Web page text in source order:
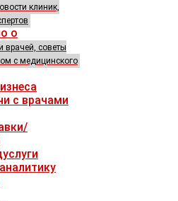
клиник,
о
врачей, советы
с медицинского
с врачами